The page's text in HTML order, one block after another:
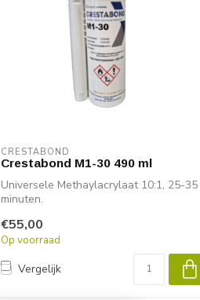
CRESTABOND
Crestabond M1-30 490 ml
Universele Methaylacrylaat 10:1, 25-35
minuten.
€55,00
Op voorraad
Vergelijk